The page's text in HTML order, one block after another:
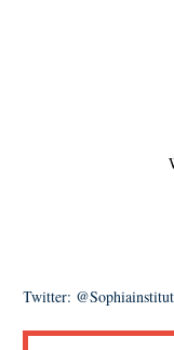
Twitter: @Sophiainstitut